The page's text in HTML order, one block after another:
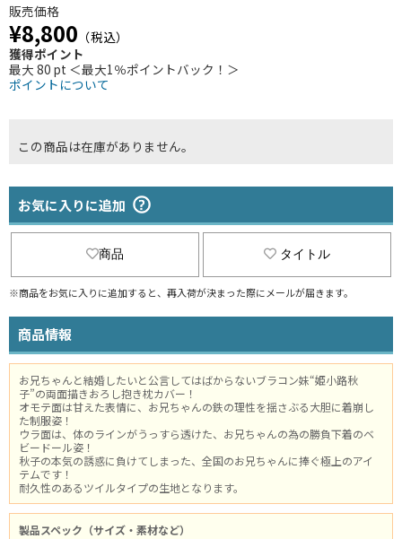
販売価格
¥8,800 （税込）
獲得ポイント
最大 80 pt ＜最大1％ポイントバック！＞
ポイントについて
この商品は在庫がありません。
お気に入りに追加
商品 タイトル
※商品をお気に入りに追加すると、再入荷が決まった際にメールが届きます。
商品情報
お兄ちゃんと結婚したいと公言してはばからないブラコン妹“姫小路秋
子”の両面描きおろし抱き枕カバー！
オモテ面は甘えた表情に、お兄ちゃんの鉄の理性を揺さぶる大胆に着崩し
た制服姿！
ウラ面は、体のラインがうっすら透けた、お兄ちゃんの為の勝負下着のベ
ビードール姿！
秋子の本気の誘惑に負けてしまった、全国のお兄ちゃんに捧ぐ極上のアイ
テムです！
耐久性のあるツイルタイプの生地となります。
製品スペック（サイズ・素材など）